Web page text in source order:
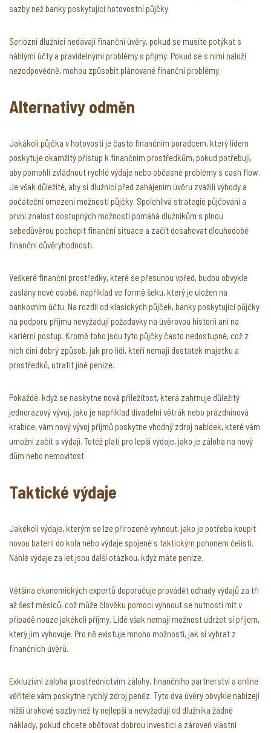
sazby než banky poskytující hotovostní půjčky.
Seriózní dlužníci nedávají finanční úvěry, pokud se musíte potýkat s
náhlými účty a pravidelnými problémy s příjmy. Pokud se s nimi naloží
nezodpovědně, mohou způsobit plánované finanční problémy.
Alternativy odměn
Jakákoli půjčka v hotovosti je často finančním poradcem, který lidem
poskytuje okamžitý přístup k finančním prostředkům, pokud potřebují,
aby pomohli zvládnout rychlé výdaje nebo občasné problémy s cash flow.
Je však důležité, aby si dlužníci před zahájením úvěru zvážili výhody a
počáteční omezení možností půjčky. Spolehlivá strategie půjčování a
první znalost dostupných možností pomáhá dlužníkům s plnou
sebedůvěrou pochopit finanční situace a začít dosahovat dlouhodobé
finanční důvěryhodnosti.
Veškeré finanční prostředky, které se přesunou vpřed, budou obvykle
zaslány nové osobě, například ve formě šeku, který je uložen na
bankovním účtu. Na rozdíl od klasických půjček, banky poskytující půjčky
na podporu příjmu nevyžadují požadavky na úvěrovou historii ani na
kariérní postup. Kromě toho jsou tyto půjčky často nedostupné, což z
nich činí dobrý způsob, jak pro lidi, kteří nemají dostatek majetku a
prostředků, utratit jiné peníze.
Pokaždé, když se naskytne nová příležitost, která zahrnuje důležitý
jednorázový vývoj, jako je například divadelní větrák nebo prázdninová
krabice, vám nový vývoj příjmů poskytne vhodný zdroj nabídek, které vám
umožní začít s výdaji. Totéž platí pro lepší výdaje, jako je záloha na nový
dům nebo nemovitost.
Taktické výdaje
Jakékoli výdaje, kterým se lze přirozeně vyhnout, jako je potřeba koupit
novou baterii do kola nebo výdaje spojené s taktickým pohonem čelistí.
Náhlé výdaje za let jsou další otázkou, když máte peníze.
Většina ekonomických expertů doporučuje provádět odhady výdajů za tři
až šest měsíců, což může člověku pomoci vyhnout se nutnosti mít v
případě nouze jakékoli příjmy. Lidé však nemají možnost udržet si příjem,
který jim vyhovuje. Pro ně existuje mnoho možností, jak si vybrat z
finančních úvěrů.
Exkluzivní záloha prostřednictvím zálohy, finančního partnerství a online
věřitele vám poskytne rychlý zdroj peněz. Tyto dva úvěry obvykle nabízejí
nižší úrokové sazby než ty nejlepší a nevyžadují od dlužníka žádné
náklady, pokud chcete obětovat dobrou investici a zároveň vlastní